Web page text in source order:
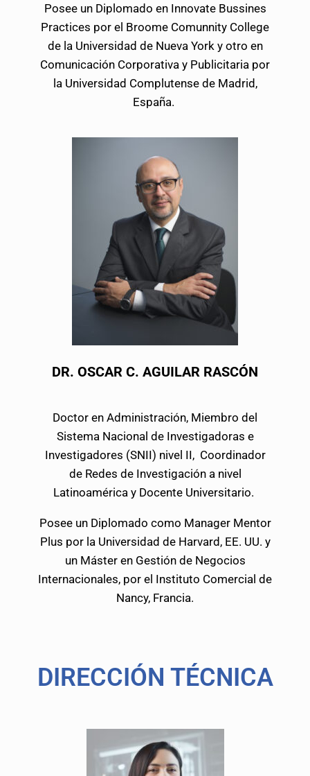
Posee un Diplomado en Innovate Bussines
Practices por el Broome Comunnity College
de la Universidad de Nueva York y otro en
Comunicación Corporativa y Publicitaria por
la Universidad Complutense de Madrid,
España.
DR. OSCAR C. AGUILAR RASCÓN
Doctor en Administración, Miembro del
Sistema Nacional de Investigadoras e
Investigadores (SNII) nivel II, Coordinador
de Redes de Investigación a nivel
Latinoamérica y Docente Universitario.
Posee un Diplomado como Manager Mentor
Plus por la Universidad de Harvard, EE. UU. y
un Máster en Gestión de Negocios
Internacionales, por el Instituto Comercial de
Nancy, Francia.
DIRECCIÓN TÉCNICA